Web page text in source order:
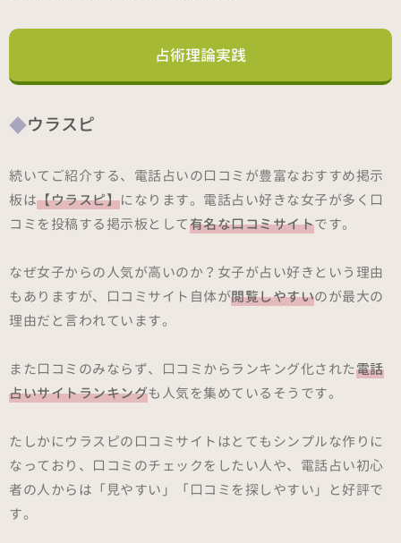
占術理論実践
ウラスピ
続いてご紹介する、電話占いの口コミが豊富なおすすめ掲示
板は【ウラスピ】になります。電話占い好きな女子が多く口
コミを投稿する掲示板として有名な口コミサイトです。
なぜ女子からの人気が高いのか？女子が占い好きという理由
もありますが、口コミサイト自体が閲覧しやすいのが最大の
理由だと言われています。
また口コミのみならず、口コミからランキング化された電話
占いサイトランキングも人気を集めているそうです。
たしかにウラスピの口コミサイトはとてもシンプルな作りに
なっており、口コミのチェックをしたい人や、電話占い初心
者の人からは「見やすい」「口コミを探しやすい」と好評で
す。